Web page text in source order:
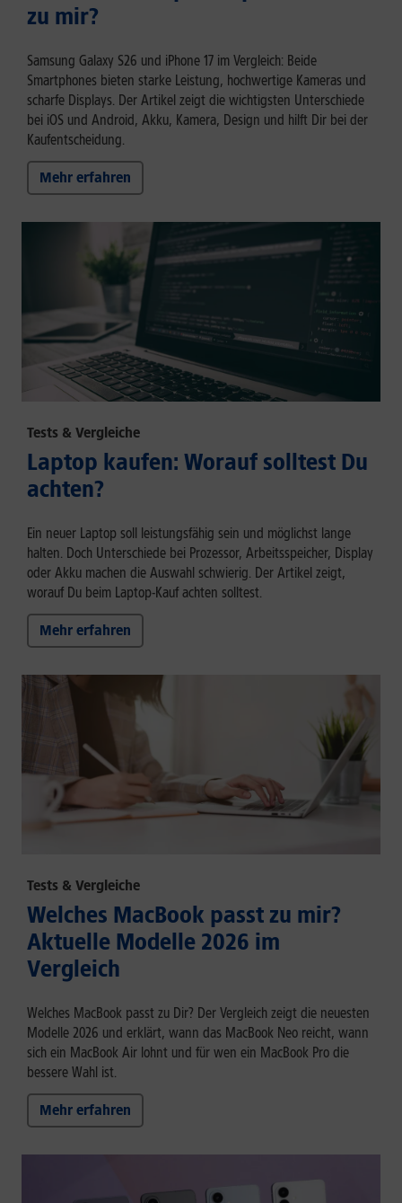
zu mir?
Samsung Galaxy S26 und iPhone 17 im Vergleich: Beide
Smartphones bieten starke Leistung, hochwertige Kameras und
scharfe Displays. Der Artikel zeigt die wichtigsten Unterschiede
bei iOS und Android, Akku, Kamera, Design und hilft Dir bei der
Kaufentscheidung.
Mehr erfahren
Tests & Vergleiche
Laptop kaufen: Worauf solltest Du
achten?
Ein neuer Laptop soll leistungsfähig sein und möglichst lange
halten. Doch Unterschiede bei Prozessor, Arbeitsspeicher, Display
oder Akku machen die Auswahl schwierig. Der Artikel zeigt,
worauf Du beim Laptop-Kauf achten solltest.
Mehr erfahren
Tests & Vergleiche
Welches MacBook passt zu mir?
Aktuelle Modelle 2026 im
Vergleich
Welches MacBook passt zu Dir? Der Vergleich zeigt die neuesten
Modelle 2026 und erklärt, wann das MacBook Neo reicht, wann
sich ein MacBook Air lohnt und für wen ein MacBook Pro die
bessere Wahl ist.
Mehr erfahren